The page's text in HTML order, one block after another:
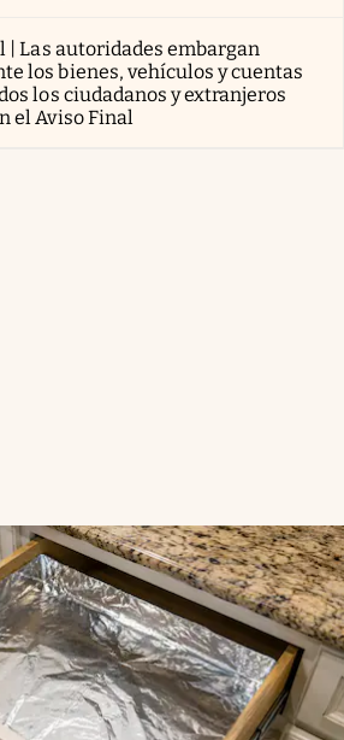
| Las autoridades embargan
los bienes, vehículos y cuentas
los ciudadanos y extranjeros
el Aviso Final